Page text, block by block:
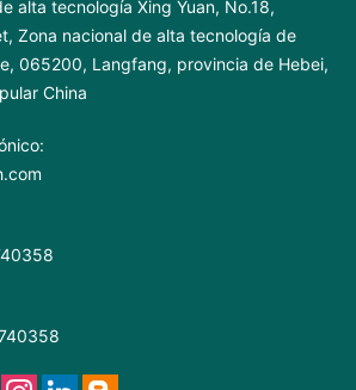
alta tecnología Xing Yuan, No.18,
Zona nacional de alta tecnología de
065200, Langfang, provincia de Hebei,
China